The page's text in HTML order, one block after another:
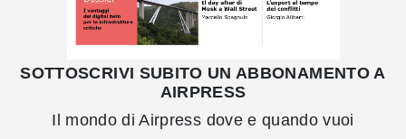
SOTTOSCRIVI SUBITO UN ABBONAMENTO A
AIRPRESS
Il mondo di Airpress dove e quando vuoi